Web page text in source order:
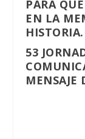
PARA
EN LA
HISTORIA.
53
MENSAJE